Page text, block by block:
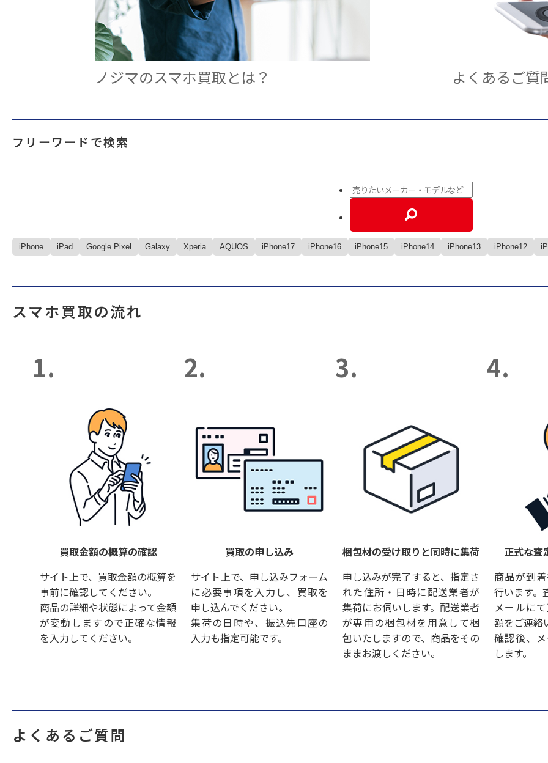
ノジマのスマホ買取とは？ よくあるご質
フリーワードで検索
iPhone iPad Google Pixel Galaxy Xperia AQUOS iPhone17 iPhone16 iPhone15 iPhone14 iPhone13 iPhone12
スマホ買取の流れ
1.
買取金額の概算の確認
サイト上で、買取金額の概算を
事前に確認してください。
商品の詳細や状態によって金額
が変動しますので正確な情報
を入力してください。
2.
買取の申し込み
サイト上で、申し込みフォーム
に必要事項を入力し、買取を
申し込んでください。
集荷の日時や、振込先口座の
入力も指定可能です。
3.
梱包材の受け取りと同時に集荷
申し込みが完了すると、指定さ
れた住所・日時に配送業者が
集荷にお伺いします。配送業者
が専用の梱包材を用意して梱
包いたしますので、商品をその
ままお渡しください。
4.
正式な査
商品が到
行います。
メールに
額をご連絡
確認後、
します。
よくあるご質問